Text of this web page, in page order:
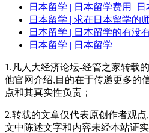
日本留学 | 日本留学费用_
日本留学 | 求在日本留学的
日本留学 | 日本留学的有没
日本留学 | 日本留学
1.凡人大经济论坛-经管之家转载
他官网介绍,目的在于传递更多的
点和其真实性负责；
2.转载的文章仅代表原创作者观
文中陈述文字和内容未经本站证